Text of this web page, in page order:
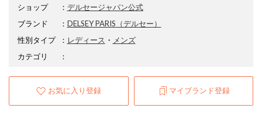
ショップ ： デルセージャパン公式
ブランド
： DELSEY PARIS （デルセー）
性別タイプ
： レディース ・ メンズ
カテゴリ
：
お気に入り登録 マイブランド登録